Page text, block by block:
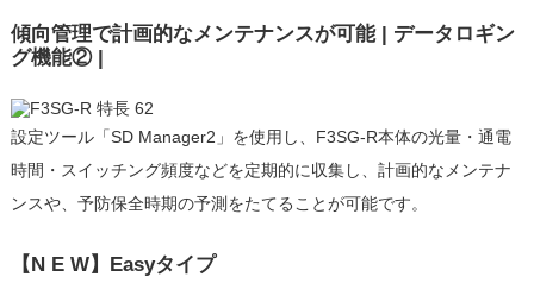
傾向管理で計画的なメンテナンスが可能 | データロギン
グ機能② |
設定ツール「SD Manager2」を使用し、F3SG-R本体の光量・通電
時間・スイッチング頻度などを定期的に収集し、計画的なメンテナ
ンスや、予防保全時期の予測をたてることが可能です。
【N E W】Easyタイプ